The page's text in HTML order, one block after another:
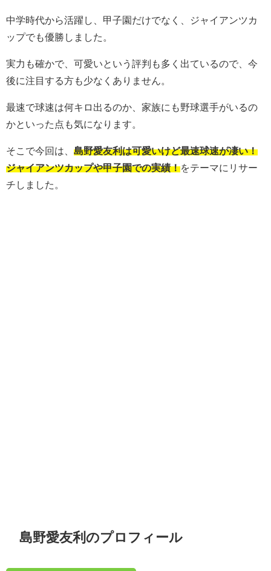
中学時代から活躍し、甲子園だけでなく、ジャイアンツカ
ップでも優勝しました。
実力も確かで、可愛いという評判も多く出ているので、今
後に注目する方も少なくありません。
最速で球速は何キロ出るのか、家族にも野球選手がいるの
かといった点も気になります。
そこで今回は、 島野愛友利は可愛いけど最速球速が凄い！
ジャイアンツカップや甲子園での実績！をテーマにリサー
チしました。
島野愛友利のプロフィール